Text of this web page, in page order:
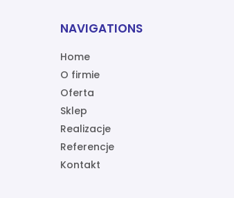
NAVIGATIONS
Home
O firmie
Oferta
Sklep
Realizacje
Referencje
Kontakt